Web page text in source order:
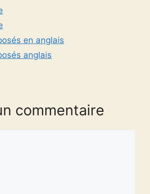
en anglais
anglais
commentaire